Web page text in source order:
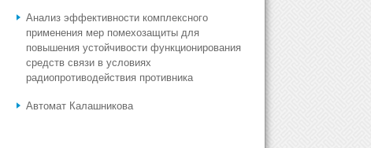
Анализ эффективности комплексного
применения мер помехозащиты для
повышения устойчивости функционирования
средств связи в условиях
радиопротиводействия противника
Автомат Калашникова